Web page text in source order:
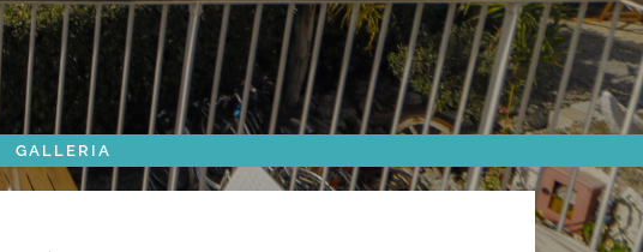
GALLERIA